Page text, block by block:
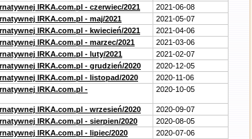
IRKA.com.pl - czerwiec/2021
2021-06-08
IRKA.com.pl - maj/2021
2021-05-07
IRKA.com.pl - kwiecień/2021
2021-04-06
IRKA.com.pl - marzec/2021
2021-03-06
IRKA.com.pl - luty/2021
2021-02-07
IRKA.com.pl - grudzień/2020
2020-12-05
IRKA.com.pl - listopad/2020
2020-11-06
IRKA.com.pl -
2020-10-05
IRKA.com.pl - wrzesień/2020
2020-09-07
IRKA.com.pl - sierpien/2020
2020-08-05
IRKA.com.pl - lipiec/2020
2020-07-06